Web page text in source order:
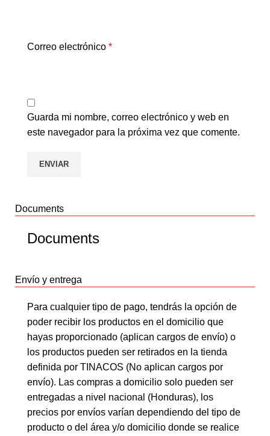
Correo electrónico *
Guarda mi nombre, correo electrónico y web en
este navegador para la próxima vez que comente.
Documents
Documents
Envío y entrega
Para cualquier tipo de pago, tendrás la opción de
poder recibir los productos en el domicilio que
hayas proporcionado (aplican cargos de envío) o
los productos pueden ser retirados en la tienda
definida por TINACOS (No aplican cargos por
envío). Las compras a domicilio solo pueden ser
entregadas a nivel nacional (Honduras), los
precios por envíos varían dependiendo del tipo de
producto o del área y/o domicilio donde se realice